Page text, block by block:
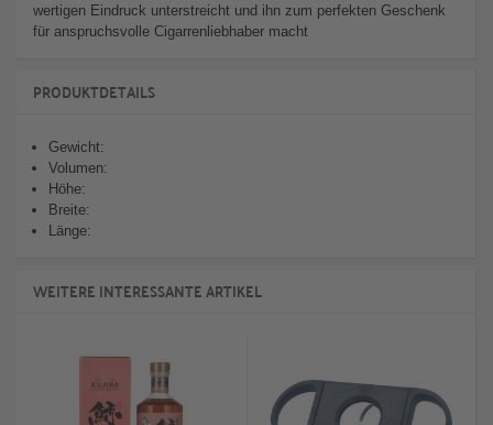
wertigen Eindruck unterstreicht und ihn zum perfekten Geschenk
für anspruchsvolle Cigarrenliebhaber macht
PRODUKTDETAILS
Gewicht:
Volumen:
Höhe:
Breite:
Länge:
WEITERE INTERESSANTE ARTIKEL